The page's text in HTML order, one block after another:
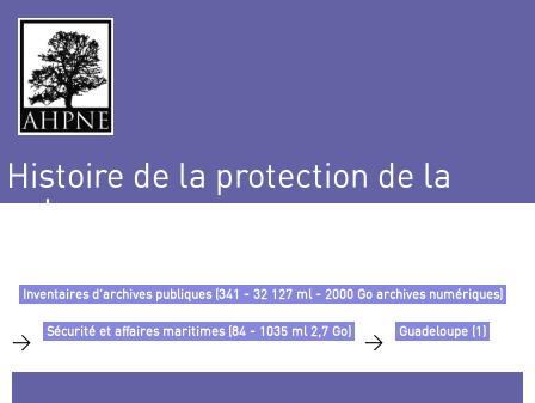
Histoire de la protection de la
nature
Inventaires d’archives publiques (341 - 32 127 ml - 2000 Go archives numériques)
> Sécurité et affaires maritimes (84 - 1035 ml 2,7 Go) > Guadeloupe (1)